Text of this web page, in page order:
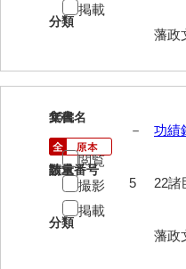
分類
藩政
掲載
16
文書名
功
請求番号
22諸
分類
藩政
年代
－
数量
5
閲覧
撮影
掲載